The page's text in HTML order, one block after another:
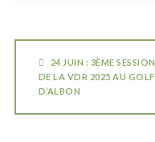
24 JUIN : 3ÈME SESSION
DE LA VDR 2025 AU GOLF
D’ALBON